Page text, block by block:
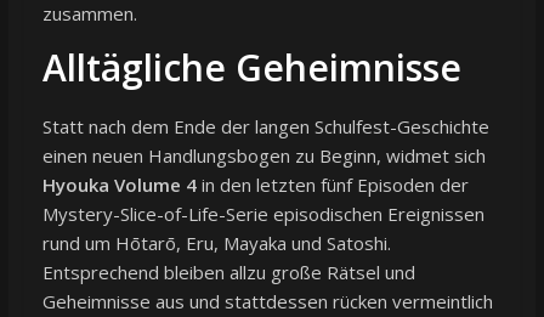
zusammen.
Alltägliche Geheimnisse
Statt nach dem Ende der langen Schulfest-Geschichte
einen neuen Handlungsbogen zu Beginn, widmet sich
Hyouka Volume 4in den letzten fünf Episoden der
Mystery-Slice-of-Life-Serie episodischen Ereignissen
rund um Hōtarō, Eru, Mayaka und Satoshi.
Entsprechend bleiben allzu große Rätsel und
Geheimnisse aus und stattdessen rücken vermeintlich